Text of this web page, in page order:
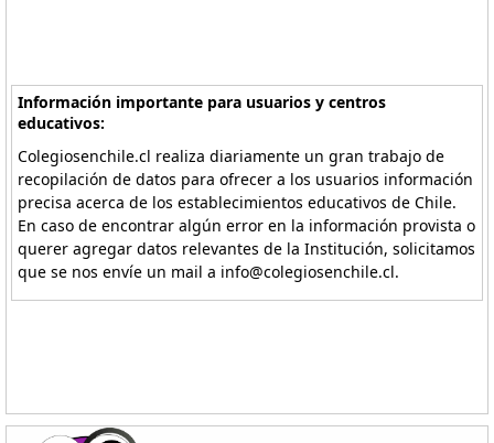
Información importante para usuarios y centros
educativos:
Colegiosenchile.cl realiza diariamente un gran trabajo de
recopilación de datos para ofrecer a los usuarios información
precisa acerca de los establecimientos educativos de Chile.
En caso de encontrar algún error en la información provista o
querer agregar datos relevantes de la Institución, solicitamos
que se nos envíe un mail a info@colegiosenchile.cl.